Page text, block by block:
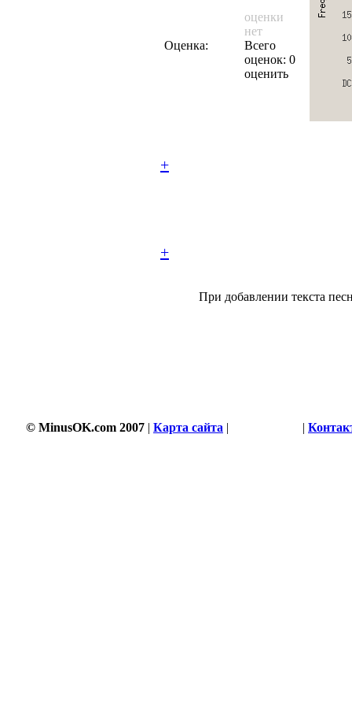
Оценка:
оценки
нет
Всего
оценок: 0
оценить
+
+
При добавлении текста
© MinusOK.com 2007 | Карта сайта | |